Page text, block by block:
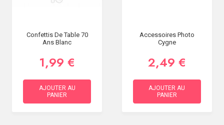
Confettis De Table 70
Ans Blanc
1,99 €
AJOUTER AU
PANIER
Accessoires Photo
Cygne
2,49 €
AJOUTER AU
PANIER